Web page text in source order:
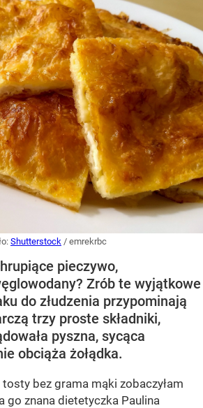
Shutterstock / emrekrbc
pieczywo,
Zrób te wyjątkowe
do złudzenia przypominają
trzy proste składniki,
pyszna, sycąca
obciąża żołądka.
bez grama mąki zobaczyłam
go znana dietetyczka Paulina